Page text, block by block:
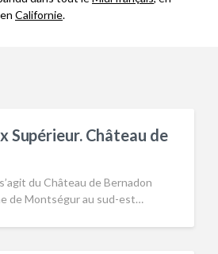
Californie.
Supérieur. Château de
du Château de Bernadon
de Montségur au sud-est…